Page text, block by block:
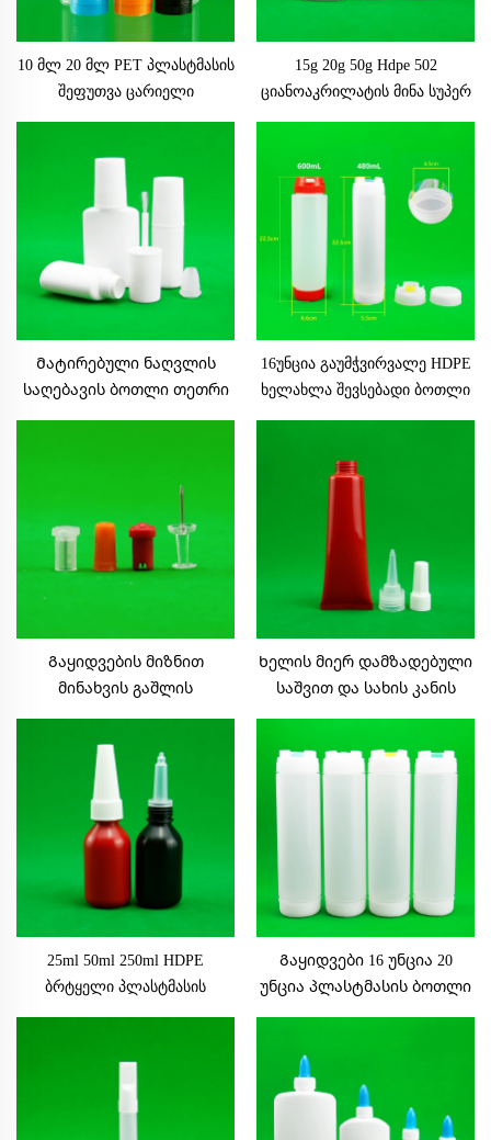
10 მლ 20 მლ PET პლასტმასის
შეფუთვა ცარიელი
პლასტმასის ბოთლები
დამცავი სახურავით
15g 20g 50g Hdpe 502
ციანოაკრილატის მინა სუპერ
მინა პლასტმასის ბოთლი
ლოგოს ბეჭდვა
Მატირებული ნაღვლის
საღებავის ბოთლი თეთრი
ავუზით 15მლ უბლაგავი
ბოთლი ხილხით სილამაზის
ინდუსტრიაში
16უნცია გაუმჭვირვალე HDPE
ხელახლა შევსებადი ბოთლი
სამზარეულოს ინვენტარი
დისპენსერისთვის FiFO
ლოგოს ბეჭდვა საკვებისთვის
Გაყიდვების მიზნით
მინახვის გაშლის
ხელსაწყო უსაფრთხოების
პლასტმასის ბოთლი
მეტალის ბურღულით და
ბოჭკოვანი მოჭედვით
ყუთებში შეფუთული
Ხელის მიერ დამზადებული
საშვით და სახის კანის
დამაგრების საშუალებების
მისაღებად პლასტმასის
მილის დამაგრების
საშუალებების მილი სახის
მორთვისთვის ბოჭკოებით
25ml 50ml 250ml HDPE
ბრტყელი პლასტმასის
აერობული მინის ბოთლი
პროდუქტის ტიპი პლასტმასის
ბოთლები
Გაყიდვები 16 უნცია 20
უნცია პლასტმასის ბოთლი
სახურავით ცხელი